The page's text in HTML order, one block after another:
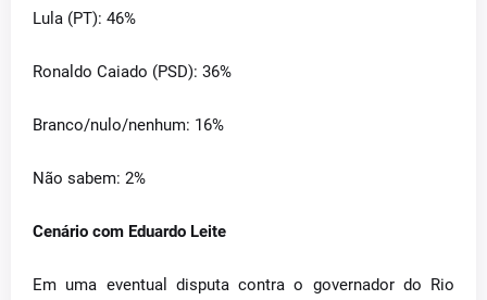
Lula (PT): 46%
Ronaldo Caiado (PSD): 36%
Branco/nulo/nenhum: 16%
Não sabem: 2%
Cenário com Eduardo Leite
Em uma eventual disputa contra o governador do Rio